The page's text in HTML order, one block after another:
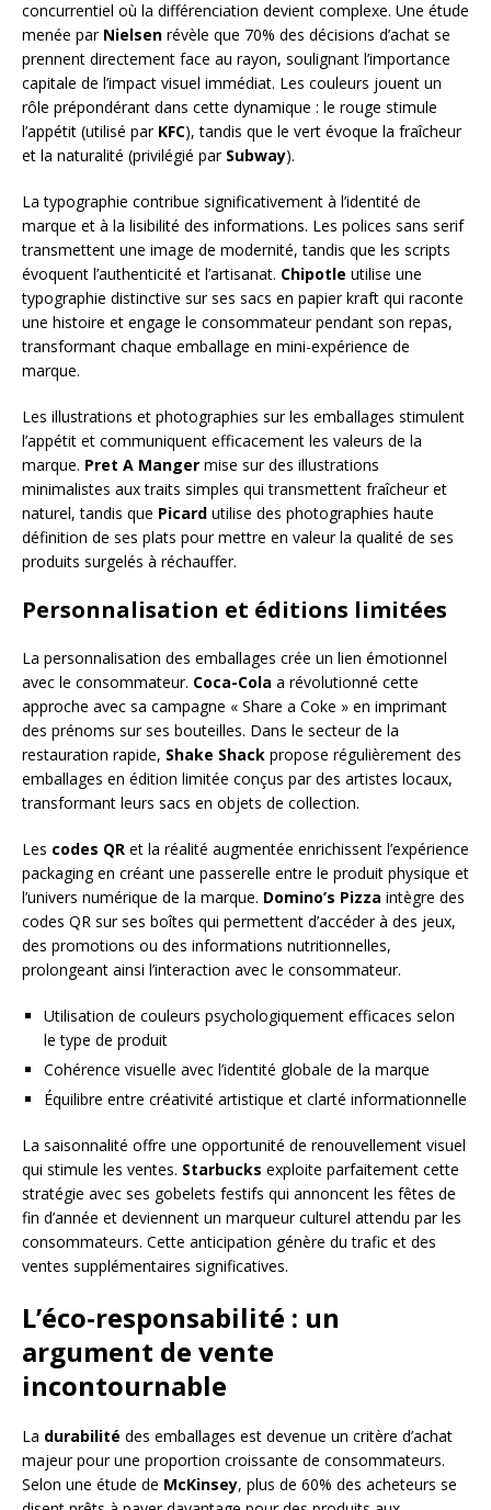
concurrentiel où la différenciation devient complexe. Une étude
menée par Nielsen révèle que 70% des décisions d’achat se
prennent directement face au rayon, soulignant l’importance
capitale de l’impact visuel immédiat. Les couleurs jouent un
rôle prépondérant dans cette dynamique : le rouge stimule
l’appétit (utilisé par KFC), tandis que le vert évoque la fraîcheur
et la naturalité (privilégié par Subway).
La typographie contribue significativement à l’identité de
marque et à la lisibilité des informations. Les polices sans serif
transmettent une image de modernité, tandis que les scripts
évoquent l’authenticité et l’artisanat. Chipotle utilise une
typographie distinctive sur ses sacs en papier kraft qui raconte
une histoire et engage le consommateur pendant son repas,
transformant chaque emballage en mini-expérience de
marque.
Les illustrations et photographies sur les emballages stimulent
l’appétit et communiquent efficacement les valeurs de la
marque. Pret A Manger mise sur des illustrations
minimalistes aux traits simples qui transmettent fraîcheur et
naturel, tandis que Picard utilise des photographies haute
définition de ses plats pour mettre en valeur la qualité de ses
produits surgelés à réchauffer.
Personnalisation et éditions limitées
La personnalisation des emballages crée un lien émotionnel
avec le consommateur. Coca-Cola a révolutionné cette
approche avec sa campagne « Share a Coke » en imprimant
des prénoms sur ses bouteilles. Dans le secteur de la
restauration rapide, Shake Shack propose régulièrement des
emballages en édition limitée conçus par des artistes locaux,
transformant leurs sacs en objets de collection.
Les codes QR et la réalité augmentée enrichissent l’expérience
packaging en créant une passerelle entre le produit physique et
l’univers numérique de la marque. Domino’s Pizza intègre des
codes QR sur ses boîtes qui permettent d’accéder à des jeux,
des promotions ou des informations nutritionnelles,
prolongeant ainsi l’interaction avec le consommateur.
Utilisation de couleurs psychologiquement efficaces selon
le type de produit
Cohérence visuelle avec l’identité globale de la marque
Équilibre entre créativité artistique et clarté informationnelle
La saisonnalité offre une opportunité de renouvellement visuel
qui stimule les ventes. Starbucks exploite parfaitement cette
stratégie avec ses gobelets festifs qui annoncent les fêtes de
fin d’année et deviennent un marqueur culturel attendu par les
consommateurs. Cette anticipation génère du trafic et des
ventes supplémentaires significatives.
L’éco-responsabilité : un
argument de vente
incontournable
La durabilité des emballages est devenue un critère d’achat
majeur pour une proportion croissante de consommateurs.
Selon une étude de McKinsey, plus de 60% des acheteurs se